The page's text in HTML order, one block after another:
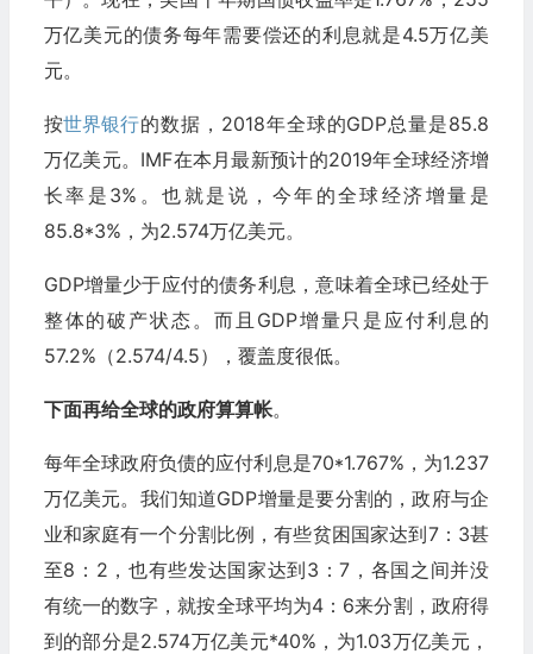
万亿美元的债务每年需要偿还的利息就是4.5万亿美
元。
按世界银行的数据，2018年全球的GDP总量是85.8
万亿美元。IMF在本月最新预计的2019年全球经济增
长率是3%。也就是说，今年的全球经济增量是
85.8*3%，为2.574万亿美元。
GDP增量少于应付的债务利息，意味着全球已经处于
整体的破产状态。而且GDP增量只是应付利息的
57.2%（2.574/4.5），覆盖度很低。
下面再给全球的政府算算帐。
每年全球政府负债的应付利息是70*1.767%，为1.237
万亿美元。我们知道GDP增量是要分割的，政府与企
业和家庭有一个分割比例，有些贫困国家达到7：3甚
至8：2，也有些发达国家达到3：7，各国之间并没
有统一的数字，就按全球平均为4：6来分割，政府得
到的部分是2.574万亿美元*40%，为1.03万亿美元，